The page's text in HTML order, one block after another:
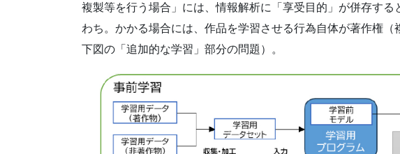
複製等を行う場合」には、情報解析に「享受目的」が併存す
わち。かかる場合には、作品を学習させる行為自体が著作権（
下図の「追加的な学習」部分の問題）。